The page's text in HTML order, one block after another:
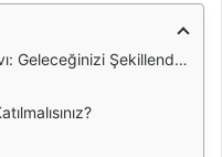
Geleceğinizi Şekillendirin